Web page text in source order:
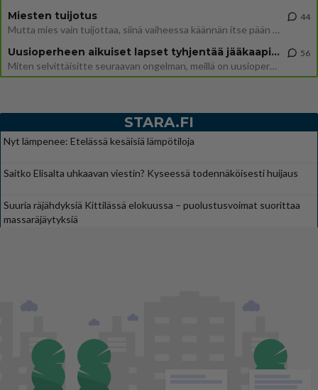
Miesten tuijotus
Mutta mies vain tuijottaa, siinä vaiheessa käännän itse pään pois. Mikä juttu? Yleensä jos joku tuijottaa tai katsoo, hä
44
Uusioperheen aikuiset lapset tyhjentää jääkaapin käydessään
Miten selvittäisitte seuraavan ongelman, meillä on uusioperhe, minulla teini-ikäiset lapset ja puolisolla aikuiset, jotk
56
STARA.FI
Nyt lämpenee: Etelässä kesäisiä lämpötiloja
Saitko Elisalta uhkaavan viestin? Kyseessä todennäköisesti huijaus
Suuria räjähdyksiä Kittilässä elokuussa – puolustusvoimat suorittaa
massaräjäytyksiä